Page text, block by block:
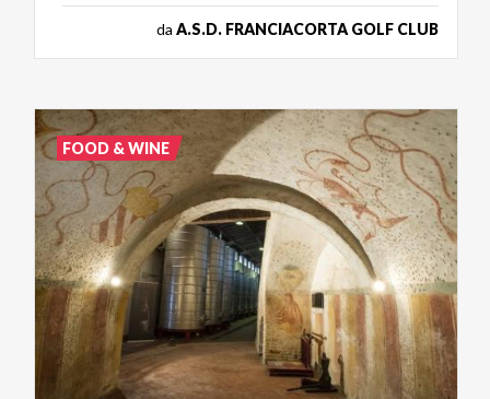
da A.S.D. FRANCIACORTA GOLF CLUB
FOOD & WINE